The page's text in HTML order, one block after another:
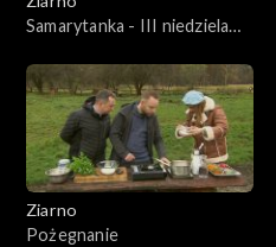
Samarytanka - III niedziela
Ziarno
Pożegnanie